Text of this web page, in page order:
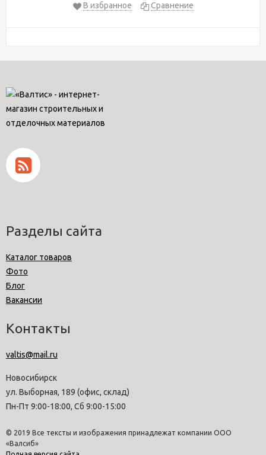
В избранное
Сравнение
Разделы сайта
Каталог товаров
Фото
Блог
Вакансии
Контакты
valtis@mail.ru
Новосибирск
ул. Выборная, 189 (офис, склад)
Пн-Пт 9:00-18:00, Сб 9:00-15:00
© 2019 Все тексты и изображения принадлежат компании ООО
«Валсиб»